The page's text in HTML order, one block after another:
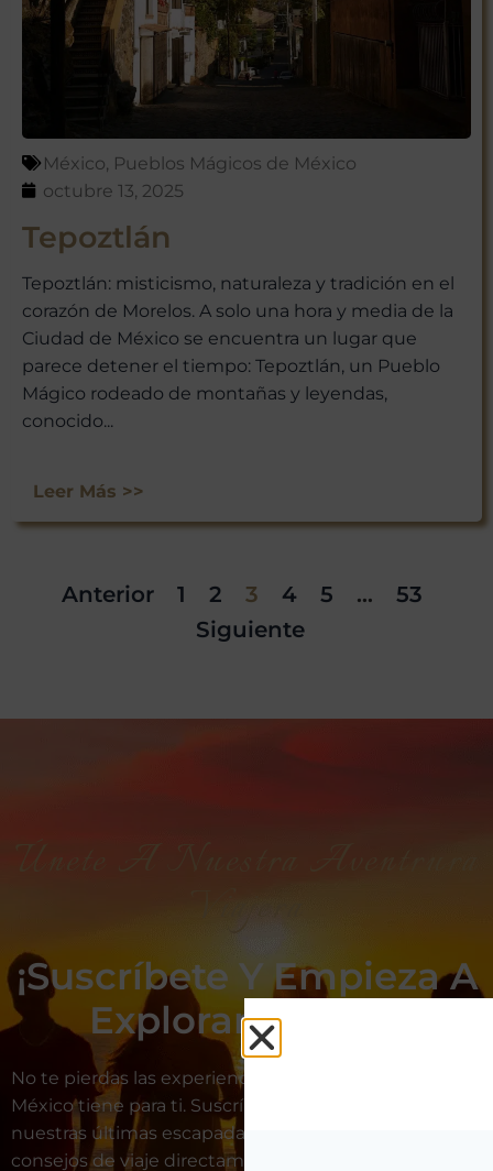
México, Pueblos Mágicos de México
octubre 13, 2025
Tepoztlán
Tepoztlán: misticismo, naturaleza y tradición en el
corazón de Morelos. A solo una hora y media de la
Ciudad de México se encuentra un lugar que
parece detener el tiempo: Tepoztlán, un Pueblo
Mágico rodeado de montañas y leyendas,
conocido...
Leer Más >>
Anterior 1 2 3 4 5 …
53
Siguiente
Viajera
¡Suscríbete Y Empieza A
Explorar México!
No te pierdas las experiencias únicas que Viajar a
México tiene para ti. Suscríbete ahora y recibe
nuestras últimas escapadas, ofertas exclusivas y
consejos de viaje directamente en tu bandeja de